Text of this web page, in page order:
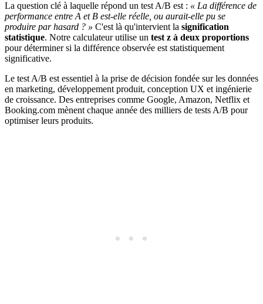
La question clé à laquelle répond un test A/B est : « La différence de
performance entre A et B est-elle réelle, ou aurait-elle pu se
produire par hasard ? » C'est là qu'intervient la signification
statistique. Notre calculateur utilise un test z à deux proportions
pour déterminer si la différence observée est statistiquement
significative.
Le test A/B est essentiel à la prise de décision fondée sur les données
en marketing, développement produit, conception UX et ingénierie
de croissance. Des entreprises comme Google, Amazon, Netflix et
Booking.com mènent chaque année des milliers de tests A/B pour
optimiser leurs produits.